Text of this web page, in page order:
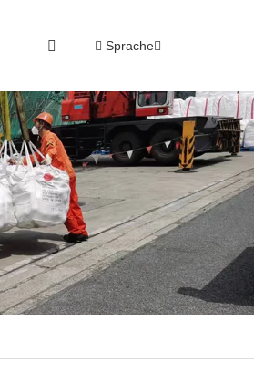
Sprache